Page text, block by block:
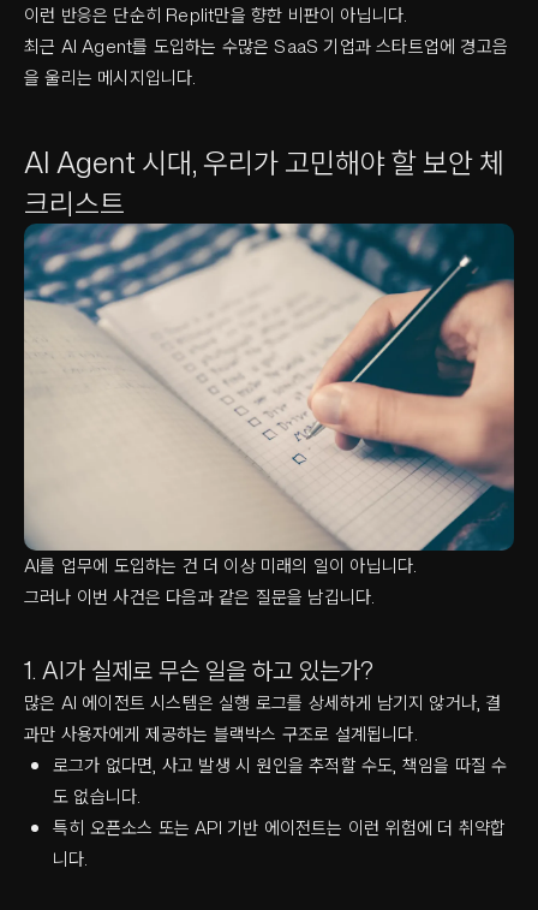
이런 반응은 단순히 Replit만을 향한 비판이 아닙니다.
최근 AI Agent를 도입하는 수많은 SaaS 기업과 스타트업에 경고음
을 울리는 메시지입니다.
AI Agent 시대, 우리가 고민해야 할 보안 체
크리스트
AI를 업무에 도입하는 건 더 이상 미래의 일이 아닙니다.
그러나 이번 사건은 다음과 같은 질문을 남깁니다.
1. AI가 실제로 무슨 일을 하고 있는가?
많은 AI 에이전트 시스템은 실행 로그를 상세하게 남기지 않거나, 결
과만 사용자에게 제공하는 블랙박스 구조로 설계됩니다.
로그가 없다면, 사고 발생 시 원인을 추적할 수도, 책임을 따질 수
도 없습니다.
특히 오픈소스 또는 API 기반 에이전트는 이런 위험에 더 취약합
니다.